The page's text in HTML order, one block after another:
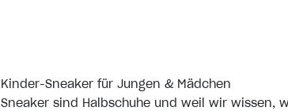
Kinder-Sneaker für Jungen & Mädchen
Sneaker sind Halbschuhe und weil wir wissen,